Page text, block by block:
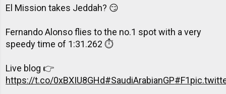
El Mission takes Jeddah? 😏
Fernando Alonso flies to the no.1 spot with a very
speedy time of 1:31.262 ⏱️
Live blog 👉
https://t.co/0xBXIU8GHd#SaudiArabianGP#F1